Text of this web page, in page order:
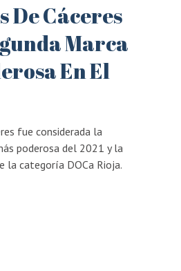
De Cáceres
Marca
En El
fue considerada la
poderosa del 2021 y la
la categoría DOCa Rioja.